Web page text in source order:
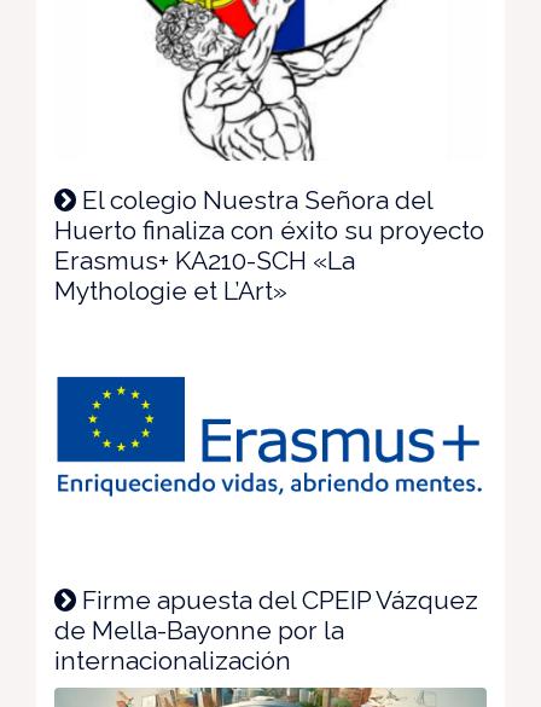
El colegio Nuestra Señora del
Huerto finaliza con éxito su proyecto
Erasmus+ KA210-SCH «La
Mythologie et L’Art»
Firme apuesta del CPEIP Vázquez
de Mella-Bayonne por la
internacionalización